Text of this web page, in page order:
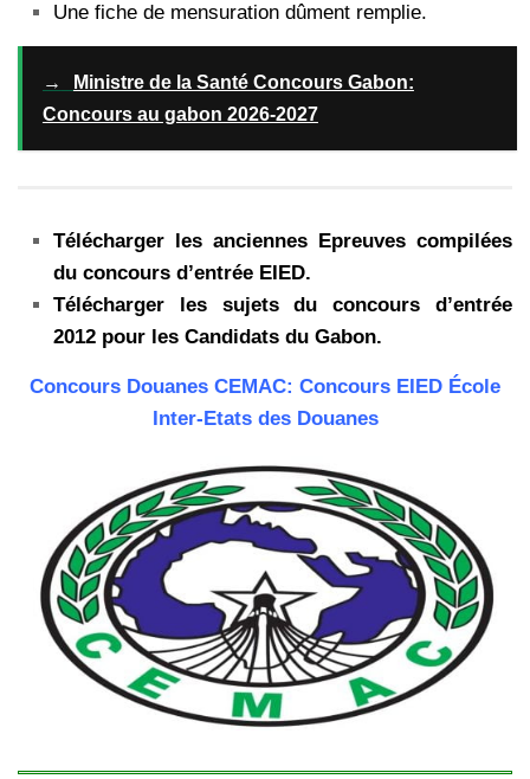
Une fiche de mensuration dûment remplie.
→
Ministre de la Santé Concours Gabon:
Concours au gabon 2026-2027
Télécharger les anciennes Epreuves compilées
du concours d’entrée EIED.
Télécharger les sujets du concours d’entrée
2012 pour les Candidats du Gabon.
Concours Douanes CEMAC: Concours EIED École
Inter-Etats des Douanes